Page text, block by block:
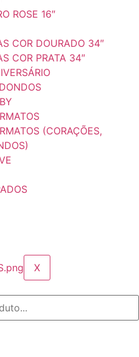
ROSE 16″
COR DOURADO 34″
COR PRATA 34″
(CORAÇÕES,
X